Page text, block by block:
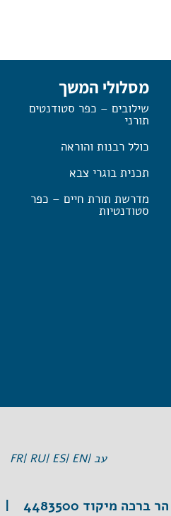
מסלולי המשך
שילובים – כפר סטודנטים
תורני
כולל רבנות והוראה
תכנית בוגרי צבא
מדרשת תורת חיים – כפר
סטודנטיות
עב |EN |
ES |
RU |
FR